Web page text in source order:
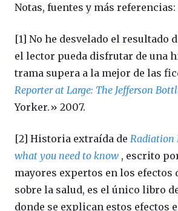
Notas, fuentes y más referencias:
[1] No he desvelado el resultado
el lector pueda disfrutar de una
trama supera a la mejor de las
Reporter at Large: The Jefferson
Yorker.» 2007.
[2] Historia extraída de Radiation
what you need to know , escrito
mayores expertos en los efectos
sobre la salud, es el único libro
donde se explican estos efectos